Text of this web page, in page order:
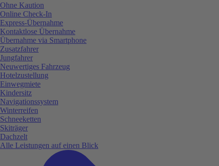
Ohne Kaution
Online Check-In
Express-Übernahme
Kontaktlose Übernahme
Übernahme via Smartphone
Zusatzfahrer
Jungfahrer
Neuwertiges Fahrzeug
Hotelzustellung
Einwegmiete
Kindersitz
Navigationssystem
Winterreifen
Schneeketten
Skiträger
Dachzelt
Alle Leistungen auf einen Blick